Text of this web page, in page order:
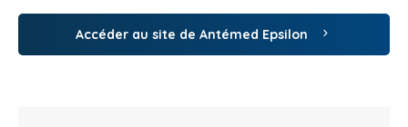
Accéder au site de Antémed Epsilon